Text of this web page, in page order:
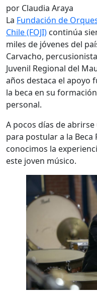
por Claudia Araya
La Fundación de
Chile (FOJI) continúa
miles de jóvenes del
Carvacho,
Juvenil Regional del
años destaca el apoyo
la beca en su
personal.
A pocos días de
para postular a la Beca
conocimos la
este joven músico.